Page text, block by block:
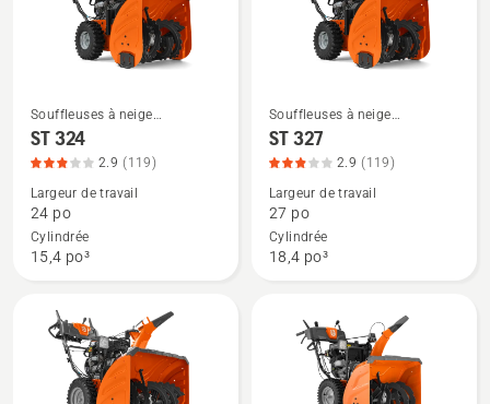
Voir
plus
de
détails
sur
ST 324,
produit
Souffleuses à neige
résidentielles
ST 324
2.9 (119)
Largeur de travail
24 po
Cylindrée
15,4 po³
Voir
plus
de
détails
sur
ST 327,
produit
Souffleuses à neige
résidentielles
ST 327
2.9 (119)
Largeur de travail
27 po
Cylindrée
18,4 po³